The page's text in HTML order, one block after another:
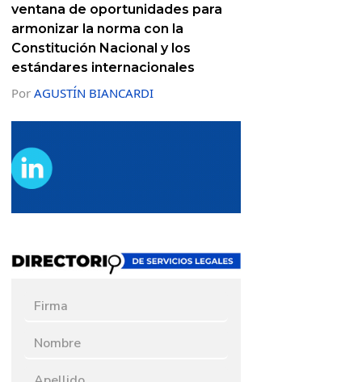
ventana de oportunidades para
armonizar la norma con la
Constitución Nacional y los
estándares internacionales
Por AGUSTÍN BIANCARDI